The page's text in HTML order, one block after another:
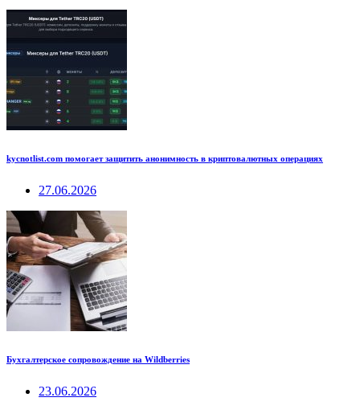
kycnotlist.com помогает защитить анонимность в криптовалютных операциях
27.06.2026
Бухгалтерское сопровождение на Wildberries
23.06.2026